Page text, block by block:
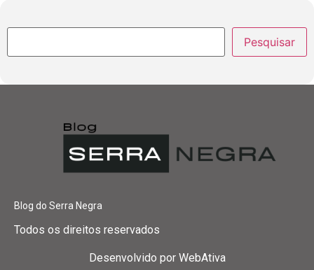
Pesquisar
Blog do Serra Negra
Todos os direitos reservados
Desenvolvido por WebAtiva